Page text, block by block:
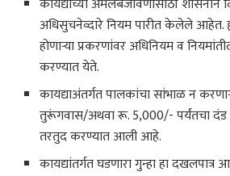
अधिसुचनेव्दारे नियम पारीत केलेले आहेत.
होणाऱ्या प्रकरणांवर अधिनियम व
करण्यात येते.
कायद्याअंतर्गत पालकांचा सांभाळ न
तुरूंगवास/अथवा रू. 5,000/- पर्यंतचा दंड
तरतुद करण्यात आली आहे.
कायद्यांतर्गत घडणारा गुन्हा हा दखलपात्र